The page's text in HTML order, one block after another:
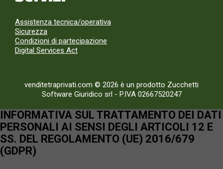
Assistenza tecnica/operativa
Sicurezza
Condizioni di partecipazione
Digital Services Act
venditetraprivati.com © 2026 è un prodotto Zucchetti
Software Giuridico srl - P.IVA 02667520247
INFORMATIVA SUL TRATTAMENTO DEI DATI
PERSONALI AI SENSI DEGLI ARTICOLI 12 E
SS. DEL REGOLAMENTO (UE) 2016/679
(GDPR)